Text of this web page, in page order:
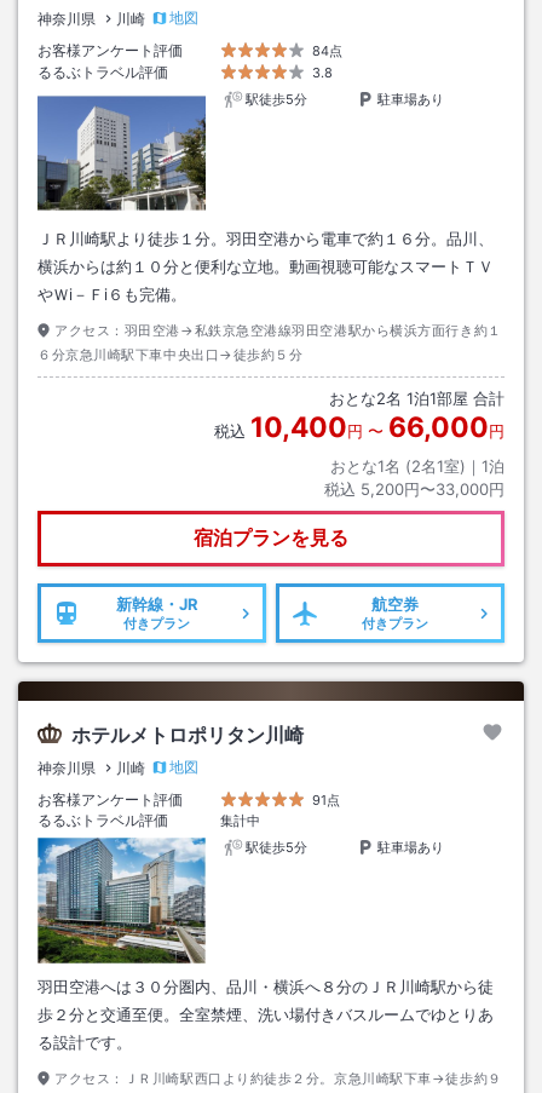
神奈川県 川崎
地図
お客様アンケート評価
84点
るるぶトラベル評価
3.8
駅徒歩5分
駐車場あり
ＪＲ川崎駅より徒歩１分。羽田空港から電車で約１６分。品川、
横浜からは約１０分と便利な立地。動画視聴可能なスマートＴＶ
やＷi－Ｆi６も完備。
アクセス： 羽田空港→私鉄京急空港線羽田空港駅から横浜方面行き約１
６分京急川崎駅下車中央出口→徒歩約５分
おとな2名 1泊1部屋 合計
税込 10,400円 〜 66,000円
おとな1名 (2名1室)｜ 1泊
税込 5,200円〜33,000円
宿泊プランを見る
新幹線・JR
付きプラン
航空券
付きプラン
ホテルメトロポリタン川崎
神奈川県 川崎
地図
お客様アンケート評価
91点
るるぶトラベル評価
集計中
駅徒歩5分
駐車場あり
羽田空港へは３０分圏内、品川・横浜へ８分のＪＲ川崎駅から徒
歩２分と交通至便。全室禁煙、洗い場付きバスルームでゆとりあ
る設計です。
アクセス：
ＪＲ川崎駅西口より約徒歩２分。京急川崎駅下車→徒歩約９